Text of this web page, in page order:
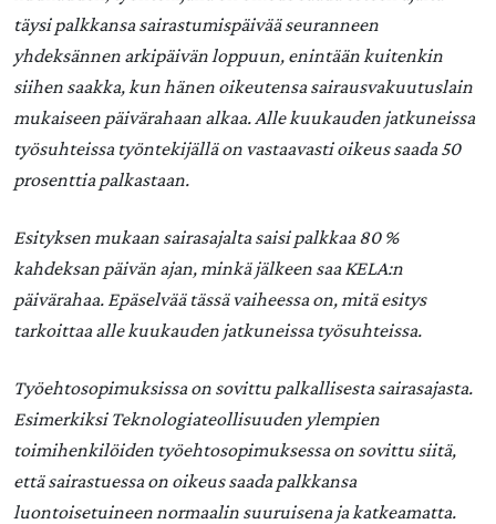
täysi palkkansa sairastumispäivää seuranneen
yhdeksännen arkipäivän loppuun, enintään kuitenkin
siihen saakka, kun hänen oikeutensa sairausvakuutuslain
mukaiseen päivärahaan alkaa. Alle kuukauden jatkuneissa
työsuhteissa työntekijällä on vastaavasti oikeus saada 50
prosenttia palkastaan.
Esityksen mukaan sairasajalta saisi palkkaa 80 %
kahdeksan päivän ajan, minkä jälkeen saa KELA:n
päivärahaa. Epäselvää tässä vaiheessa on, mitä esitys
tarkoittaa alle kuukauden jatkuneissa työsuhteissa.
Työehtosopimuksissa on sovittu palkallisesta sairasajasta.
Esimerkiksi Teknologiateollisuuden ylempien
toimihenkilöiden työehtosopimuksessa on sovittu siitä,
että sairastuessa on oikeus saada palkkansa
luontoisetuineen normaalin suuruisena ja katkeamatta.